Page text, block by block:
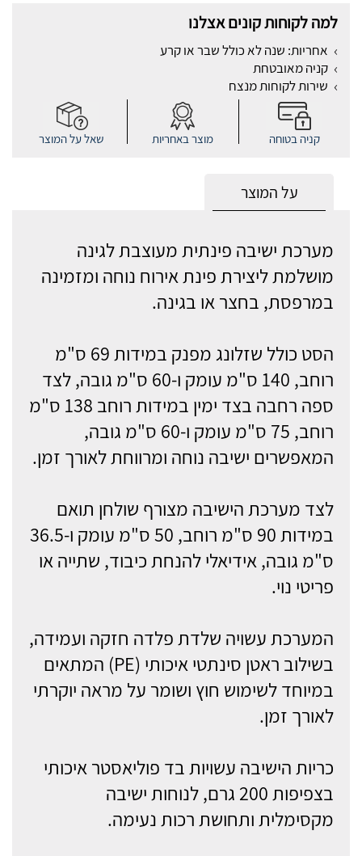
למה לקוחות קונים אצלנו
אחריות: שנה לא כולל שבר או קרע
קניה מאובטחת
שירות לקוחות מנצח
קניה בטוחה מוצר באחריות שאל על המוצר
על המוצר
מערכת ישיבה פינתית מעוצבת לגינה
מושלמת ליצירת פינת אירוח נוחה ומזמינה
במרפסת, בחצר או בגינה.
הסט כולל שזלונג מפנק במידות 69 ס"מ
רוחב, 140 ס"מ עומק ו-60 ס"מ גובה, לצד
ספה רחבה בצד ימין במידות רוחב 138 ס"מ
רוחב, 75 ס"מ עומק ו-60 ס"מ גובה,
המאפשרים ישיבה נוחה ומרווחת לאורך זמן.
לצד מערכת הישיבה מצורף שולחן תואם
במידות 90 ס"מ רוחב, 50 ס"מ עומק ו-36.5
ס"מ גובה, אידיאלי להנחת כיבוד, שתייה או
פריטי נוי.
המערכת עשויה שלדת פלדה חזקה ועמידה,
בשילוב ראטן סינתטי איכותי (PE) המתאים
במיוחד לשימוש חוץ ושומר על מראה יוקרתי
לאורך זמן.
כריות הישיבה עשויות בד פוליאסטר איכותי
בצפיפות 200 גרם, לנוחות ישיבה
מקסימלית ותחושת רכות נעימה.